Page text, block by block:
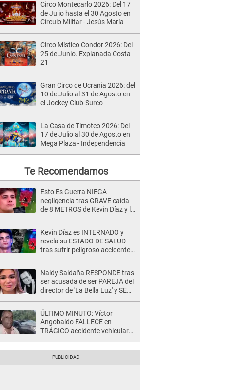
Circo Montecarlo 2026: Del 17
de Julio hasta el 30 Agosto en
Círculo Militar - Jesús María
Circo Místico Condor 2026: Del
25 de Junio. Explanada Costa
21
Gran Circo de Ucrania 2026: del
10 de Julio al 31 de Agosto en
el Jockey Club-Surco
La Casa de Timoteo 2026: Del
17 de Julio al 30 de Agosto en
Mega Plaza - Independencia
Te Recomendamos
Esto Es Guerra NIEGA
negligencia tras GRAVE caída
de 8 METROS de Kevin Díaz y lo
Kevin Díaz es INTERNADO y
revela su ESTADO DE SALUD
tras sufrir peligroso accidente
Naldy Saldaña RESPONDE tras
ser acusada de ser PAREJA del
director de 'La Bella Luz' y SE
evidente..."
ÚLTIMO MINUTO: Víctor
Angobaldo FALLECE en
TRÁGICO accidente vehicular